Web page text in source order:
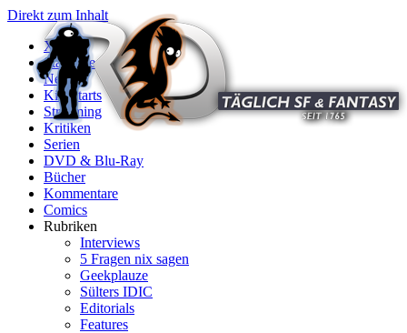
Direkt zum Inhalt
X
Startseite
News
Kinostarts
Streaming
Kritiken
Serien
DVD & Blu-Ray
Bücher
Kommentare
Comics
Rubriken
Interviews
5 Fragen nix sagen
Geekplauze
Sülters IDIC
Editorials
Features